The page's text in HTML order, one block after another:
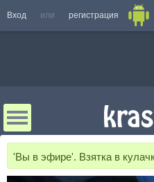
Вход или регистрация
'Вы в эфире'. Взятка в